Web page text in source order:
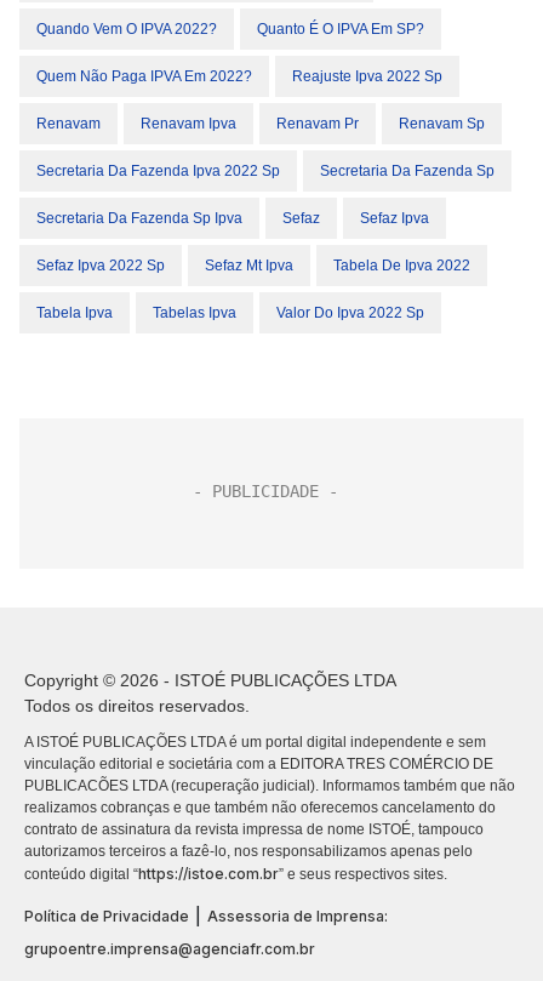
Quando Vem O IPVA 2022? Quanto É O IPVA Em SP?
Quem Não Paga IPVA Em 2022? Reajuste Ipva 2022 Sp
Renavam Renavam Ipva Renavam Pr Renavam Sp
Secretaria Da Fazenda Ipva 2022 Sp Secretaria Da Fazenda Sp
Secretaria Da Fazenda Sp Ipva Sefaz Sefaz Ipva
Sefaz Ipva 2022 Sp Sefaz Mt Ipva Tabela De Ipva 2022
Tabela Ipva Tabelas Ipva Valor Do Ipva 2022 Sp
Copyright © 2026 - ISTOÉ PUBLICAÇÕES LTDA
Todos os direitos reservados.
A ISTOÉ PUBLICAÇÕES LTDA é um portal digital independente e sem
vinculação editorial e societária com a EDITORA TRES COMÉRCIO DE
PUBLICACÕES LTDA (recuperação judicial). Informamos também que não
realizamos cobranças e que também não oferecemos cancelamento do
contrato de assinatura da revista impressa de nome ISTOÉ, tampouco
autorizamos terceiros a fazê-lo, nos responsabilizamos apenas pelo
conteúdo digital “https://istoe.com.br” e seus respectivos sites.
Política de Privacidade
Assessoria de Imprensa:
grupoentre.imprensa@agenciafr.com.br